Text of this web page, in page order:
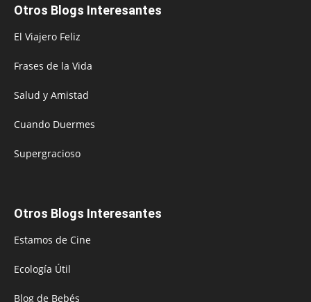
Otros Blogs Interesantes
El Viajero Feliz
Frases de la Vida
Salud y Amistad
Cuando Duermes
Supergracioso
Otros Blogs Interesantes
Estamos de Cine
Ecología Útil
Blog de Bebés